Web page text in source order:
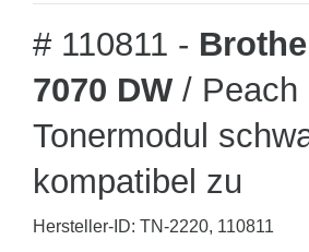
# 110811 -
7070 DW / Peach
Tonermodul
kompatibel zu
Hersteller-ID: TN-2220, 110811